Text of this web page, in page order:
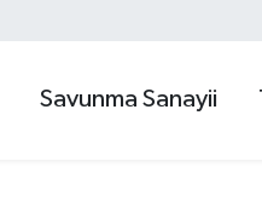
Savunma Sanayii